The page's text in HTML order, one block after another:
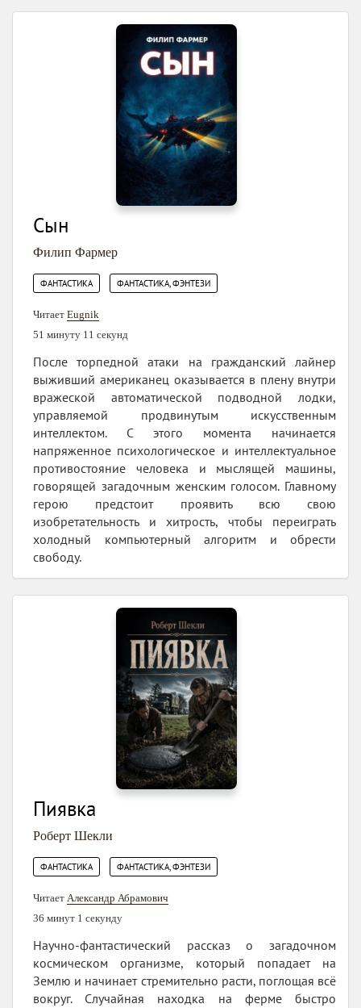
Сын
Филип Фармер
ФАНТАСТИКА ФАНТАСТИКА, ФЭНТЕЗИ
Читает Eugnik
51 минуту 11 секунд
После торпедной атаки на гражданский лайнер
выживший американец оказывается в плену внутри
вражеской автоматической подводной лодки,
управляемой продвинутым искусственным
интеллектом. С этого момента начинается
напряженное психологическое и интеллектуальное
противостояние человека и мыслящей машины,
говорящей загадочным женским голосом. Главному
герою предстоит проявить всю свою
изобретательность и хитрость, чтобы переиграть
холодный компьютерный алгоритм и обрести
свободу.
Пиявка
Роберт Шекли
ФАНТАСТИКА ФАНТАСТИКА, ФЭНТЕЗИ
Читает Александр Абрамович
36 минут 1 секунду
Научно‑фантастический рассказ о загадочном
космическом организме, который попадает на
Землю и начинает стремительно расти, поглощая всё
вокруг. Случайная находка на ферме быстро